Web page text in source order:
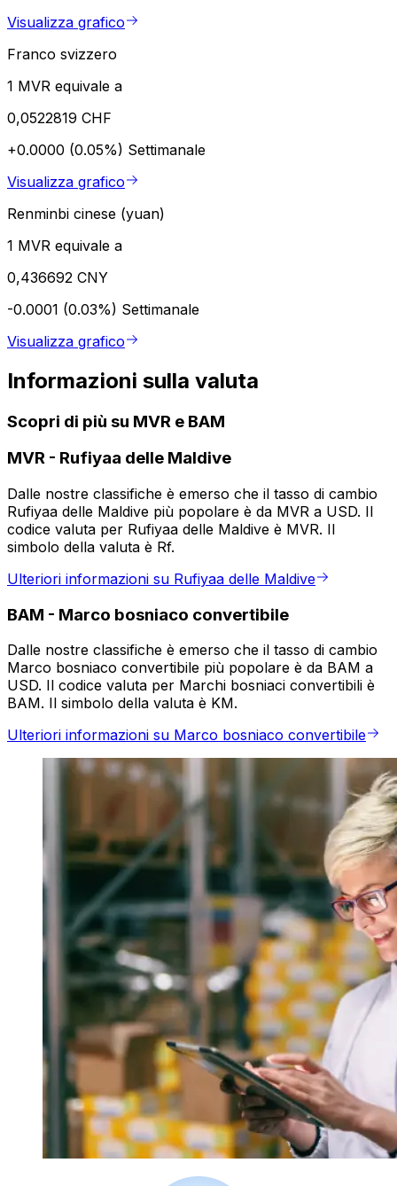
Visualizza grafico
Franco svizzero
1 MVR equivale a
0,0522819 CHF
+0.0000 (0.05%) Settimanale
Visualizza grafico
Renminbi cinese (yuan)
1 MVR equivale a
0,436692 CNY
-0.0001 (0.03%) Settimanale
Visualizza grafico
Informazioni sulla valuta
Scopri di più su MVR e BAM
MVR - Rufiyaa delle Maldive
Dalle nostre classifiche è emerso che il tasso di cambio
Rufiyaa delle Maldive più popolare è da MVR a USD. Il
codice valuta per Rufiyaa delle Maldive è MVR. Il
simbolo della valuta è Rf.
Ulteriori informazioni su Rufiyaa delle Maldive
BAM - Marco bosniaco convertibile
Dalle nostre classifiche è emerso che il tasso di cambio
Marco bosniaco convertibile più popolare è da BAM a
USD. Il codice valuta per Marchi bosniaci convertibili è
BAM. Il simbolo della valuta è KM.
Ulteriori informazioni su Marco bosniaco convertibile